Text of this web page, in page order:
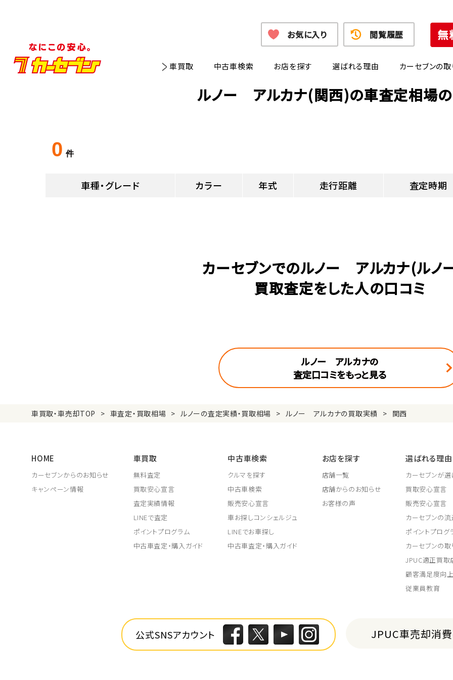
車買取 中古車検索 お店を探す 選ばれる理由 カーセブンの
お気に入り 閲覧履歴
ルノー アルカナ(関西)の車査定相場
0 件
車種・グレード カラー 年式 走行距離 査定時期
カーセブンでのルノー アルカナ(ルノ
買取査定をした人の口コミ
ルノー アルカナの
査定口コミをもっと見る
車買取・車売却TOP 車査定・買取相場 ルノーの査定実績・買取相場 ルノー アルカナの買取実績 関西
HOME
カーセブンからのお知らせ
キャンペーン情報
車買取
無料査定
買取安心宣言
査定実績情報
LINEで査定
ポイントプログラム
中古車査定・購入ガイド
中古車検索
クルマを探す
中古車検索
販売安心宣言
車お探しコンシェルジュ
LINEでお車探し
中古車査定・購入ガイド
お店を探す
店舗一覧
店舗からのお知らせ
お客様の声
選ばれる理由
カーセブンが
買取安心宣言
販売安心宣言
カーセブンの
ポイントプログ
カーセブンの
JPUC適正買取
顧客満足度向
従業員教育
公式SNSアカウント JPUC車売却消